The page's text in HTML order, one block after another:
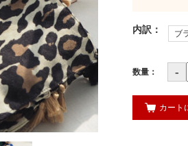
内訳 ： ブ
数量： -
カート